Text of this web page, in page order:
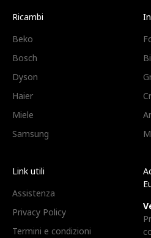
Ricambi
Beko
Bosch
Dyson
Haier
Miele
Samsung
Link utili
Assistenza
Privacy Policy
Termini e condizioni